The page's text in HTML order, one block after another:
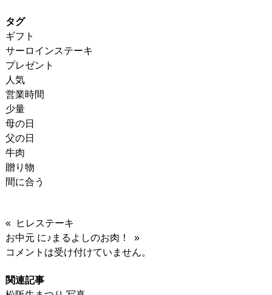
タグ
ギフト
サーロインステーキ
プレゼント
人気
営業時間
少量
母の日
父の日
牛肉
贈り物
間に合う
« ヒレステーキ
お中元 に♪まるよしのお肉！ »
コメントは受け付けていません。
関連記事